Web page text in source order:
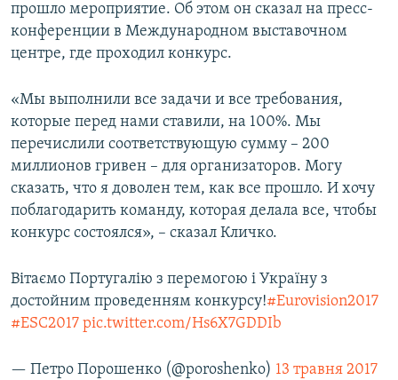
прошло мероприятие. Об этом он сказал на пресс-
конференции в Международном выставочном
центре, где проходил конкурс.
«Мы выполнили все задачи и все требования,
которые перед нами ставили, на 100%. Мы
перечислили соответствующую сумму – 200
миллионов гривен – для организаторов. Могу
сказать, что я доволен тем, как все прошло. И хочу
поблагодарить команду, которая делала все, чтобы
конкурс состоялся», – сказал Кличко.
Вітаємо Португалію з перемогою і Україну з
достойним проведенням конкурсу!#Eurovision2017
#ESC2017 pic.twitter.com/Hs6X7GDDIb
— Петро Порошенко (@poroshenko) 13 травня 2017